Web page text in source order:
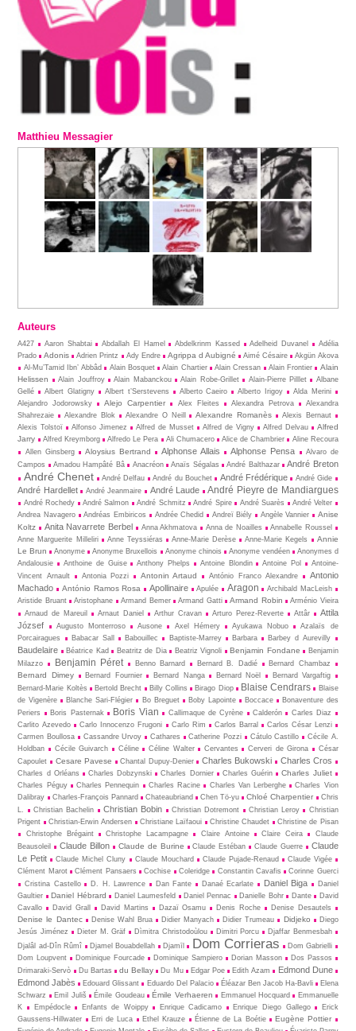
Matthieu Messagier
Auteurs
A427 Aaron Shabtai Abdallah El Hamel Abdelkrinm Kassed Adelheid Duvanel
Adélia
Prado
Adonis Adrien Printz Ady Endre Agrippa d Aubigné Aimé Césaire
Akgün Akova
Al-Mu’Tamid Ibn’ Abbâd
Alain Bosquet Alain Chartier Alain Cressan Alain Frontier
Alain
Helissen
Alain Jouffroy Alain Mabanckou Alain Robe-Grillet Alain-Pierre Pilllet
Albane
Gellé
Albert Glatigny Albert t’Serstevens Alberto Caeiro Alberto Irigoy
Alda Merini
Alejandro Jodorowsky
Alejo Carpentier Alex Fleites Alexandra Petrova
Alexandra
Shahrezaie
Alexandre Blok Alexandre O Neill Alexandre Romanès
Alexis Bernaut
Alexis Tolstoï
Alfonso Jimenez Alfred de Musset Alfred de Vigny Alfred Delvau
Alfred
Jarry
Alfred Kreymborg Alfredo Le Pera Ali Chumacero Alice de Chambrier
Aline Recoura
Allen Ginsberg
Aloysius Bertrand Alphonse Allais Alphonse Pensa
Alvaro de
Campos
Amadou Hampâté Bâ Anacréon Anaïs Ségalas André Balthazar André Breton
André Chenet André Delfau André du Bouchet André Frédérique André Gide
André Hardellet André Jeanmaire André Laude André Pieyre de Mandiargues
André Rochedy André Salmon André Schmitz André Spire André Suarès
André Velter
Andrea Navagero
Andréas Embiricos Andrée Chedid Andreï Biély Angèle Vannier
Anise
Koltz
Anita Navarrete Berbel Anna Akhmatova Anna de Noailles
Annabelle Roussel
Anne Marguerite Milleliri
Anne Teyssiéras Anne-Marie Derèse Anne-Marie Kegels
Annie
Le Brun
Anonyme Anonyme Bruxellois Anonyme chinois Anonyme vendéen
Anonymes d
Andalousie
Anthoine de Guise Anthony Phelps Antoine Blondin Antoine Pol
Antoine-
Vincent Arnault
Antonia Pozzi Antonin Artaud António Franco Alexandre
Antonio
Machado
António Ramos Rosa Apollinaire Apulée Aragon
Archibald MacLeish
Aristide Bruant
Aristophane Armand Bemer Armand Gatti Armand Robin
Arménio Vieira
Arnaud de Mareuil
Arnaut Daniel Arthur Cravan Arturo Perez-Reverte Attâr
Attila
József
Augusto Monterroso Ausone Axel Hémery Ayukawa Nobuo
Azalaïs de
Porcairagues
Babacar Sall Babouillec Baptiste-Marrey Barbara Barbey d Aurevilly
Baudelaire Béatrice Kad Beatritz de Dia Beatriz Vignoli Benjamin Fondane
Benjamin
Milazzo
Benjamin Péret Benno Barnard Bernard B. Dadié Bernard Chambaz
Bernard Dimey Bernard Fournier Bernard Nanga Bernard Noël
Bernard Vargaftig
Bernard-Marie Koltès
Bertold Brecht Billy Collins Birago Diop Blaise Cendrars
Blaise
de Vigenère
Blanche Sari-Flégier Bo Breguet Boby Lapointe Boccace
Bonaventure des
Periers
Boris Pasternak Boris Vian Callimaque de Cyrène Cal­derón
Carles Diaz
Carlito Azevedo
Carlo Innocenzo Frugoni Carlo Rim Carlos Barral
Carlos César Lenzi
Carmen Boullosa
Cassandre Urvoy Cathares Catherine Pozzi Cátulo Castillo
Cécile A.
Holdban
Cécile Guivarch Céline Céline Walter Cervantes Cerveri de Girona
César
Capoulet
Cesare Pavese Chantal Dupuy-Denier Charles Bukowski Charles Cros
Charles d Orléans Charles Dobzynski Charles Dornier Charles Guérin Charles Juliet
Charles Péguy Charles Pennequin Charles Racine Charles Van Lerberghe
Charles Vion
Dalibray
Charles-François Pannard Chateaubriand Chen Tö-yu Chloé Charpentier
Chris
Christian Bachelin Christian Bobin Christian Dotremont Christian Leroy
Christian
Prigent
Christian-Erwin Andersen Christiane Laïfaoui Christine Chaudet
Christine de Pisan
Christophe Brégaint
Christophe Lacampagne Claire Antoine Claire Ceira
Claude
Beausoleil
Claude Billon Claude de Burine Claude Estéban Claude Guerre
Claude
Le Petit
Claude Michel Cluny Claude Mouchard Claude Pujade-Renaud
Claude Vigée
Clément Marot
Clément Pansaers Cochise Coleridge Constantin Cavafis
Corinne Guerci
Cristina Castello
D. H. Lawrence Dan Fante Danaé Ecarlate Daniel Biga
Daniel
Gaultier
Daniel Hébrard Daniel Laumesfeld Daniel Pennac Danielle Bohr Dante
David
Cavallo
David Grall David Martins Dazaï Osamu Denis Roche Denise Desautels
Denise le Dantec Denise Wahl Brua Didier Manyach Didier Trumeau Didjeko
Diego
Jesús Jiménez
Dieter M. Gräf Dìmitra Christodoùlou Dimitri Porcu
Djaffar Benmesbah
Djalâl ad-Dîn Rûmî
Djamel Bouabdellah Djamīl Dom Corrieras
Dom Gabrielli
Dom Loupvent
Dominique Fourcade Dominique Sampiero Dorian Masson
Dos Passos
Drimaraki-Servò
Du Bartas du Bellay Du Mu Edgar Poe Edith Azam
Edmond Dune
Edmond Jabès
Edouard Glissant Eduardo Del Palacio Éléazar Ben Jacob Ha-Bavli
Elena
Schwarz
Emil Juliš Émile Goudeau Émile Verhaeren Emmanuel Hocquard
Emmanuelle
K
Empédocle Enfants de Woippy Enrique Cadicamo Enrique Diego Gallego
Erick
Gaussens-Hillwater
Erri de Luca Ethel Krauze Étienne de La Boétie Eugène Pottier